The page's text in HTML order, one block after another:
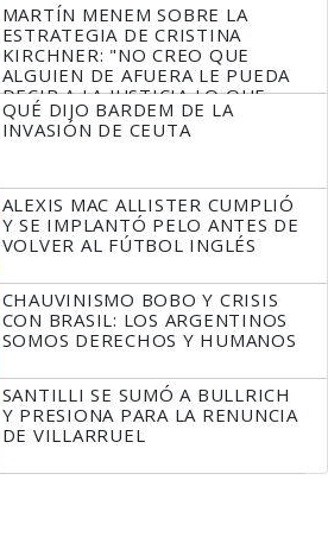
MARTÍN MENEM SOBRE LA
ESTRATEGIA DE CRISTINA
KIRCHNER: "NO CREO QUE
ALGUIEN DE AFUERA LE PUEDA
DECIR A LA JUSTICIA LO QUE
TIENE QUE HACER"
QUÉ DIJO BARDEM DE LA
INVASIÓN DE CEUTA
ALEXIS MAC ALLISTER CUMPLIÓ
Y SE IMPLANTÓ PELO ANTES DE
VOLVER AL FÚTBOL INGLÉS
CHAUVINISMO BOBO Y CRISIS
CON BRASIL: LOS ARGENTINOS
SOMOS DERECHOS Y HUMANOS
SANTILLI SE SUMÓ A BULLRICH
Y PRESIONA PARA LA RENUNCIA
DE VILLARRUEL